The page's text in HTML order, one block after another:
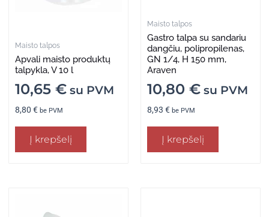
Maisto talpos
Apvali maisto produktų
talpykla, V 10 l
10,65 € su PVM
8,80 € be PVM
Į krepšelį
Maisto talpos
Gastro talpa su sandariu
dangčiu, polipropilenas,
GN 1/4, H 150 mm,
Araven
10,80 € su PVM
8,93 € be PVM
Į krepšelį